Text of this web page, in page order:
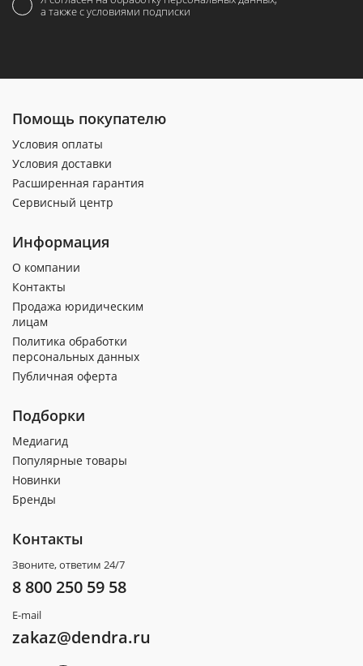
а также с условиями подписки
Помощь покупателю
Условия оплаты
Условия доставки
Расширенная гарантия
Сервисный центр
Информация
О компании
Контакты
Продажа юридическим
лицам
Политика обработки
персональных данных
Публичная оферта
Подборки
Медиагид
Популярные товары
Новинки
Бренды
Контакты
Звоните, ответим 24/7
8 800 250 59 58
E-mail
zakaz@dendra.ru